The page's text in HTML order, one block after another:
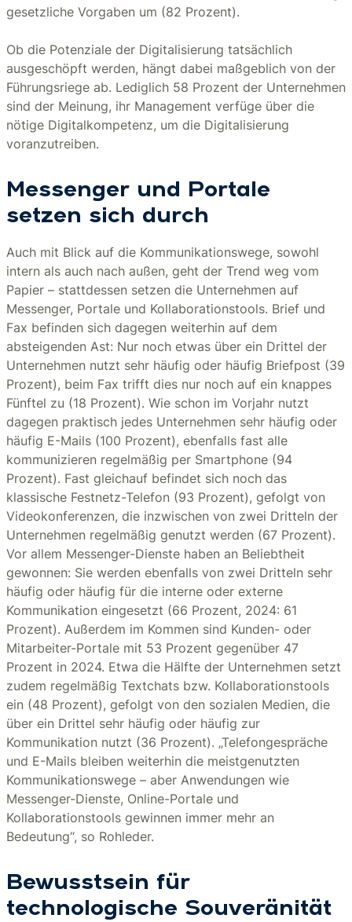
gesetzliche Vorgaben um (82 Prozent).
Ob die Potenziale der Digitalisierung tatsächlich
ausgeschöpft werden, hängt dabei maßgeblich von der
Führungsriege ab. Lediglich 58 Prozent der Unternehmen
sind der Meinung, ihr Management verfüge über die
nötige Digitalkompetenz, um die Digitalisierung
voranzutreiben.
Messenger und Portale
setzen sich durch
Auch mit Blick auf die Kommunikationswege, sowohl
intern als auch nach außen, geht der Trend weg vom
Papier – stattdessen setzen die Unternehmen auf
Messenger, Portale und Kollaborationstools. Brief und
Fax befinden sich dagegen weiterhin auf dem
absteigenden Ast: Nur noch etwas über ein Drittel der
Unternehmen nutzt sehr häufig oder häufig Briefpost (39
Prozent), beim Fax trifft dies nur noch auf ein knappes
Fünftel zu (18 Prozent). Wie schon im Vorjahr nutzt
dagegen praktisch jedes Unternehmen sehr häufig oder
häufig E-Mails (100 Prozent), ebenfalls fast alle
kommunizieren regelmäßig per Smartphone (94
Prozent). Fast gleichauf befindet sich noch das
klassische Festnetz-Telefon (93 Prozent), gefolgt von
Videokonferenzen, die inzwischen von zwei Dritteln der
Unternehmen regelmäßig genutzt werden (67 Prozent).
Vor allem Messenger-Dienste haben an Beliebtheit
gewonnen: Sie werden ebenfalls von zwei Dritteln sehr
häufig oder häufig für die interne oder externe
Kommunikation eingesetzt (66 Prozent, 2024: 61
Prozent). Außerdem im Kommen sind Kunden- oder
Mitarbeiter-Portale mit 53 Prozent gegenüber 47
Prozent in 2024. Etwa die Hälfte der Unternehmen setzt
zudem regelmäßig Textchats bzw. Kollaborationstools
ein (48 Prozent), gefolgt von den sozialen Medien, die
über ein Drittel sehr häufig oder häufig zur
Kommunikation nutzt (36 Prozent). „Telefongespräche
und E-Mails bleiben weiterhin die meistgenutzten
Kommunikationswege – aber Anwendungen wie
Messenger-Dienste, Online-Portale und
Kollaborationstools gewinnen immer mehr an
Bedeutung“, so Rohleder.
Bewusstsein für
technologische Souveränität